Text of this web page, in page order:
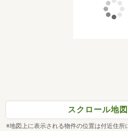
スクロール地
※地図上に表示される物件の位置は付近住所